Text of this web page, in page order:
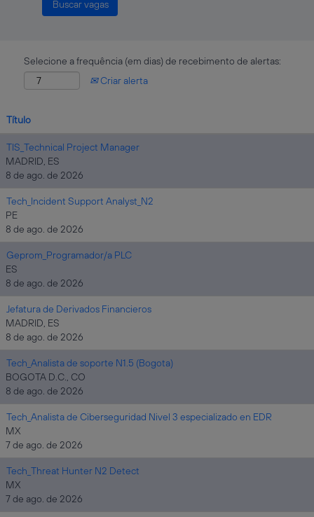
Selecione a frequência (em dias) de recebimento de alertas:
Criar alerta
Título
TIS_Technical Project Manager
MADRID, ES
8 de ago. de 2026
Tech_Incident Support Analyst_N2
PE
8 de ago. de 2026
Geprom_Programador/a PLC
ES
8 de ago. de 2026
Jefatura de Derivados Financieros
MADRID, ES
8 de ago. de 2026
Tech_Analista de soporte N1.5 (Bogota)
BOGOTA D.C., CO
8 de ago. de 2026
Tech_Analista de Ciberseguridad Nivel 3 especializado en EDR
MX
7 de ago. de 2026
Tech_Threat Hunter N2 Detect
MX
7 de ago. de 2026